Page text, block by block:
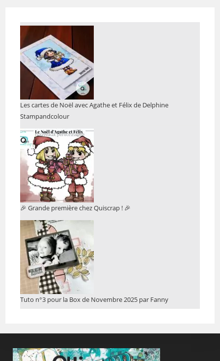
Les cartes de Noël avec Agathe et Félix de Delphine
Stampandcolour
🎉 Grande première chez Quiscrap ! 🎉
Tuto n°3 pour la Box de Novembre 2025 par Fanny